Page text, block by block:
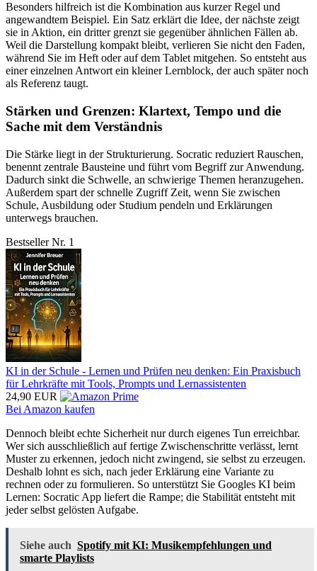
Besonders hilfreich ist die Kombination aus kurzer Regel und
angewandtem Beispiel. Ein Satz erklärt die Idee, der nächste zeigt
sie in Aktion, ein dritter grenzt sie gegenüber ähnlichen Fällen ab.
Weil die Darstellung kompakt bleibt, verlieren Sie nicht den Faden,
während Sie im Heft oder auf dem Tablet mitgehen. So entsteht aus
einer einzelnen Antwort ein kleiner Lernblock, der auch später noch
als Referenz taugt.
Stärken und Grenzen: Klartext, Tempo und die
Sache mit dem Verständnis
Die Stärke liegt in der Strukturierung. Socratic reduziert Rauschen,
benennt zentrale Bausteine und führt vom Begriff zur Anwendung.
Dadurch sinkt die Schwelle, an schwierige Themen heranzugehen.
Außerdem spart der schnelle Zugriff Zeit, wenn Sie zwischen
Schule, Ausbildung oder Studium pendeln und Erklärungen
unterwegs brauchen.
Bestseller Nr. 1
KI in der Schule - Lernen und Prüfen neu denken: Ein Praxisbuch
für Lehrkräfte mit Tools, Prompts und Lernassistenten
24,90 EUR
Bei Amazon kaufen
Dennoch bleibt echte Sicherheit nur durch eigenes Tun erreichbar.
Wer sich ausschließlich auf fertige Zwischenschritte verlässt, lernt
Muster zu erkennen, jedoch nicht zwingend, sie selbst zu erzeugen.
Deshalb lohnt es sich, nach jeder Erklärung eine Variante zu
rechnen oder zu formulieren. So unterstützt Sie Googles KI beim
Lernen: Socratic App liefert die Rampe; die Stabilität entsteht mit
jeder selbst gelösten Aufgabe.
Siehe auch Spotify mit KI: Musikempfehlungen und
smarte Playlists